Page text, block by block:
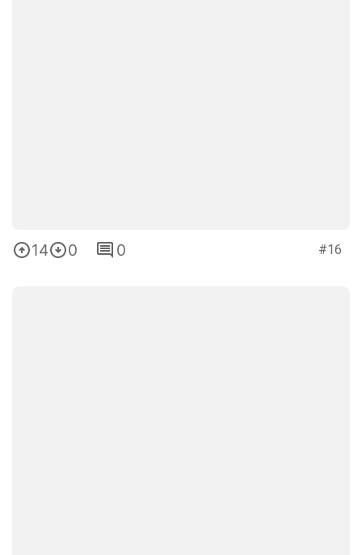
14 0 0 #16